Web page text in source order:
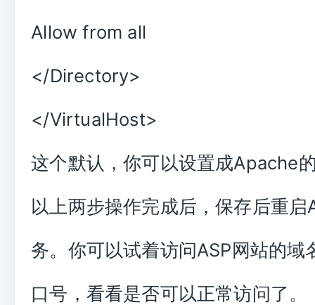
Allow from all
</Directory>
</VirtualHost>
这个默认，你可以设置成Apache
以上两步操作完成后，保存后重
务。你可以试着访问ASP网站的域
口号，看看是否可以正常访问了。